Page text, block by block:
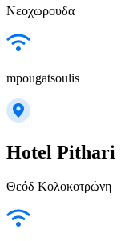
Νεοχωρουδα
mpougatsoulis
Hotel Pithari
Θεόδ Κολοκοτρώνη